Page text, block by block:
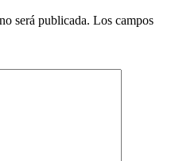
será publicada. Los campos